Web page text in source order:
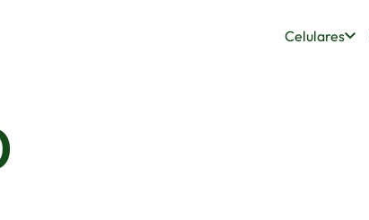
Celulares